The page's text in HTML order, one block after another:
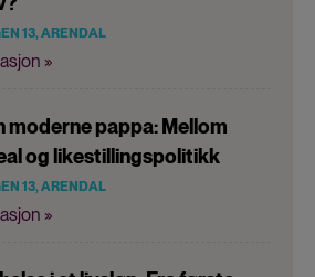
13, ARENDAL
»
moderne pappa: Mellom
og likestillingspolitikk
13, ARENDAL
»